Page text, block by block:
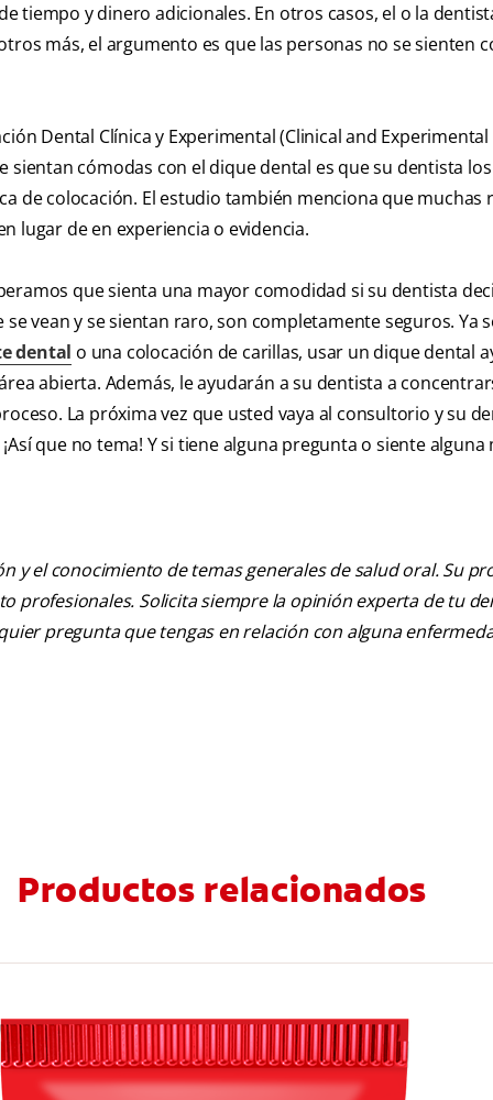
tiempo y dinero adicionales. En otros casos, el o la
más, el argumento es que las personas no se sienten
Dental Clínica y Experimental ( Clinical and
sientan cómodas con el dique dental es que su dentista
de colocación. El estudio también menciona que muchas
lugar de en experiencia o evidencia.
que sienta una mayor comodidad si su dentista
vean y se sientan raro, son completamente seguros. Ya
dental o una colocación de carillas, usar un dique dental
abierta. Además, le ayudarán a su dentista a
La próxima vez que usted vaya al consultorio y su
que no tema! Y si tiene alguna pregunta o siente alguna
y el conocimiento de temas generales de salud oral. Su
profesionales. Solicita siempre la opinión experta de tu
pregunta que tengas en relación con alguna
Productos relacionados